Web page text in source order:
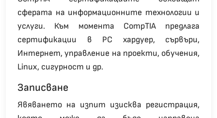
сферата на информационните технологии и
услуги. Към момента CompTIA предлага
сертификации в PC хардуер, сървъри,
Интернет, управление на проекти, обучения,
Linux, сигурност и др.
Зaписване
Явяването на изпит изисква регистрация,